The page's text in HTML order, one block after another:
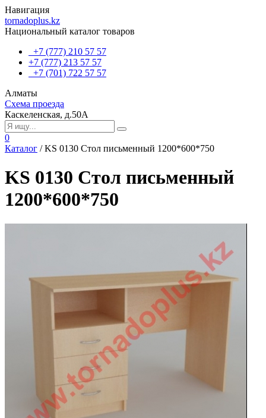
Навигация
tornadoplus.kz
Национальный каталог товаров
+7 (777) 210 57 57
+7 (777) 213 57 57
+7 (701) 722 57 57
Алматы
Схема проезда
Каскеленская, д.50А
0
Каталог /KS 0130 Стол письменный 1200*600*750
KS 0130 Стол письменный
1200*600*750